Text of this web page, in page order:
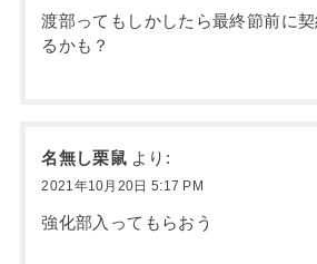
渡部ってもしかしたら最終節前に
るかも？
名無し栗鼠 より:
2021年10月20日 5:17 PM
強化部入ってもらおう